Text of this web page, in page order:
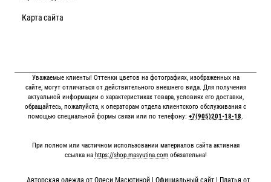
Карта сайта
Уважаемые клиенты! Оттенки цветов на фотографиях, изображенных на
сайте, могут отличаться от действительного внешнего вида. Для получения
актуальной информации о характеристиках товара, условиях его доставки,
обращайтесь, пожалуйста, к операторам отдела клиентского обслуживания с
помощью специальной формы связи или по телефону: +7(905)201-18-18.
При полном или частичном использовании материалов сайта активная
ссылка на https://shop.masyutina.comобязательна!